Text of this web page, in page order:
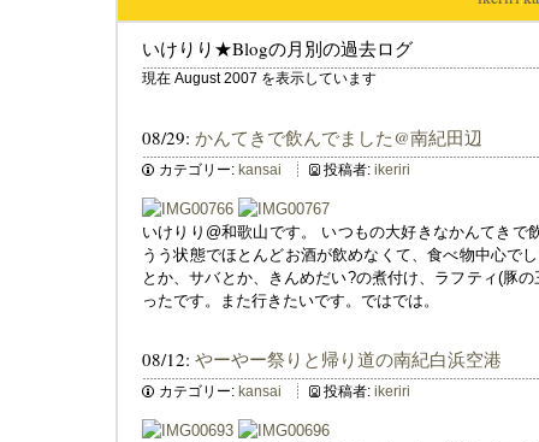
いけりり★Blogの月別の過去ログ
現在 August 2007 を表示しています
08/29: かんてきで飲んでました@南紀田辺
カテゴリー: kansai 投稿者: ikeriri
いけりり@和歌山です。 いつもの大好きなかんてきで
うう状態でほとんどお酒が飲めなくて、食べ物中心で
とか、サバとか、きんめだい?の煮付け、ラフティ(豚
ったです。また行きたいです。ではでは。
08/12: やーやー祭りと帰り道の南紀白浜空港
カテゴリー: kansai 投稿者: ikeriri